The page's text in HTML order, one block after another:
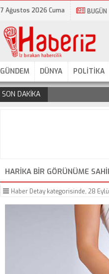
7 Ağustos 2026 Cuma BUGÜN
GÜNDEM DÜNYA POLİTİKA
SON DAKİKA
HARIKA BIR GÖRÜNÜME
Haber Detay kategorisinde, 28